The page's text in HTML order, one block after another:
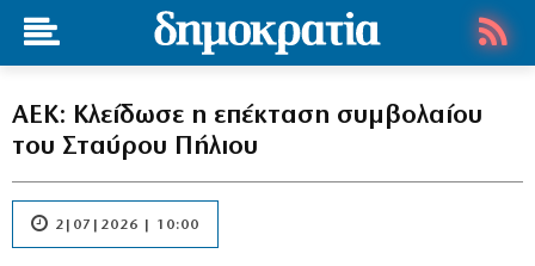
ΑΕΚ: Κλείδωσε η επέκταση συμβολαίου
του Σταύρου Πήλιου
2|07|2026 | 10:00